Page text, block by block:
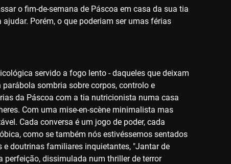
o fim-de-semana de Páscoa em casa da sua tia
Porém, o que poderiam ser umas férias
servido a fogo lento - daqueles que deixam
sombria sobre corpos, controlo e
da Páscoa com a tia nutricionista numa casa
Com uma mise-en-scène minimalista mas
Cada conversa é um jogo de poder, cada
como se também nós estivéssemos sentados
doutrinas familiares inquietantes, "Jantar de
perfeição, dissimulada num thriller de terror